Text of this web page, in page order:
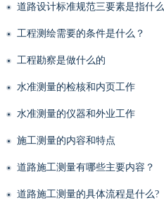
道路设计标准规范三要素是指什么
工程测绘需要的条件是什么？
工程勘察是做什么的
水准测量的检核和内页工作
水准测量的仪器和外业工作
施工测量的内容和特点
道路施工测量有哪些主要内容？
道路施工测量的具体流程是什么?